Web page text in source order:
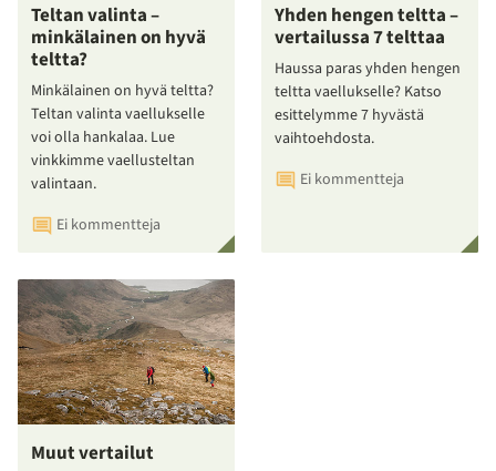
Teltan valinta –
minkälainen on hyvä
teltta?
Minkälainen on hyvä teltta?
Teltan valinta vaellukselle
voi olla hankalaa. Lue
vinkkimme vaellusteltan
valintaan.
Ei kommentteja
Yhden hengen teltta –
vertailussa 7 telttaa
Haussa paras yhden hengen
teltta vaellukselle? Katso
esittelymme 7 hyvästä
vaihtoehdosta.
Ei kommentteja
Muut vertailut